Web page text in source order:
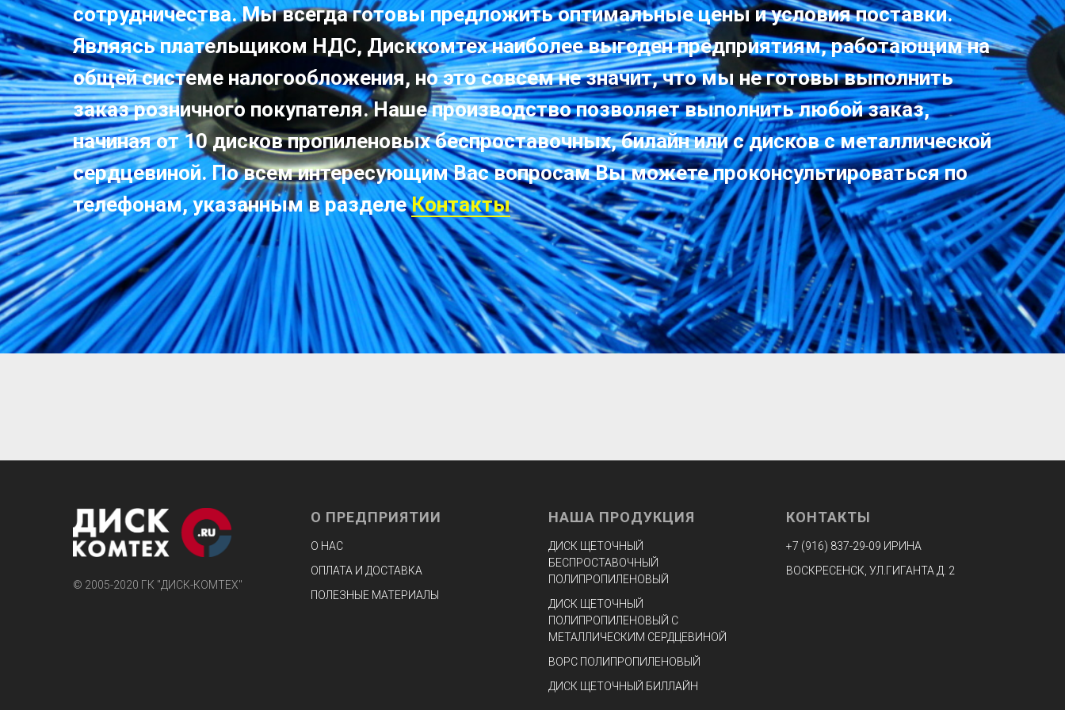
сотрудничества. Мы всегда готовы предложить оптимальные цены и условия поставки.
Являясь плательщиком НДС, Дисккомтех наиболее выгоден предприятиям, работающим на
общей системе налогообложения, но это совсем не значит, что мы не готовы выполнить
заказ розничного покупателя. Наше производство позволяет выполнить любой заказ,
начиная от 10 дисков пропиленовых беспроставочных, билайн или с дисков с металлической
сердцевиной. По всем интересующим Вас вопросам Вы можете проконсультироваться по
телефонам, указанным в разделе Контакты
© 2005-2020 ГК "ДИСК-КОМТЕХ"
О ПРЕДПРИЯТИИ
О НАС
ОПЛАТА И ДОСТАВКА
ПОЛЕЗНЫЕ МАТЕРИАЛЫ
НАША ПРОДУКЦИЯ
ДИСК ЩЕТОЧНЫЙ
БЕСПРОСТАВОЧНЫЙ
ПОЛИПРОПИЛЕНОВЫЙ
ДИСК ЩЕТОЧНЫЙ
ПОЛИПРОПИЛЕНОВЫЙ С
МЕТАЛЛИЧЕСКИМ СЕРДЦЕВИНОЙ
ВОРС ПОЛИПРОПИЛЕНОВЫЙ
ДИСК ЩЕТОЧНЫЙ БИЛЛАЙН
КОНТАКТЫ
+7 (916) 837-29-09 ИРИНА
ВОСКРЕСЕНСК, УЛ.ГИГАНТА Д. 2